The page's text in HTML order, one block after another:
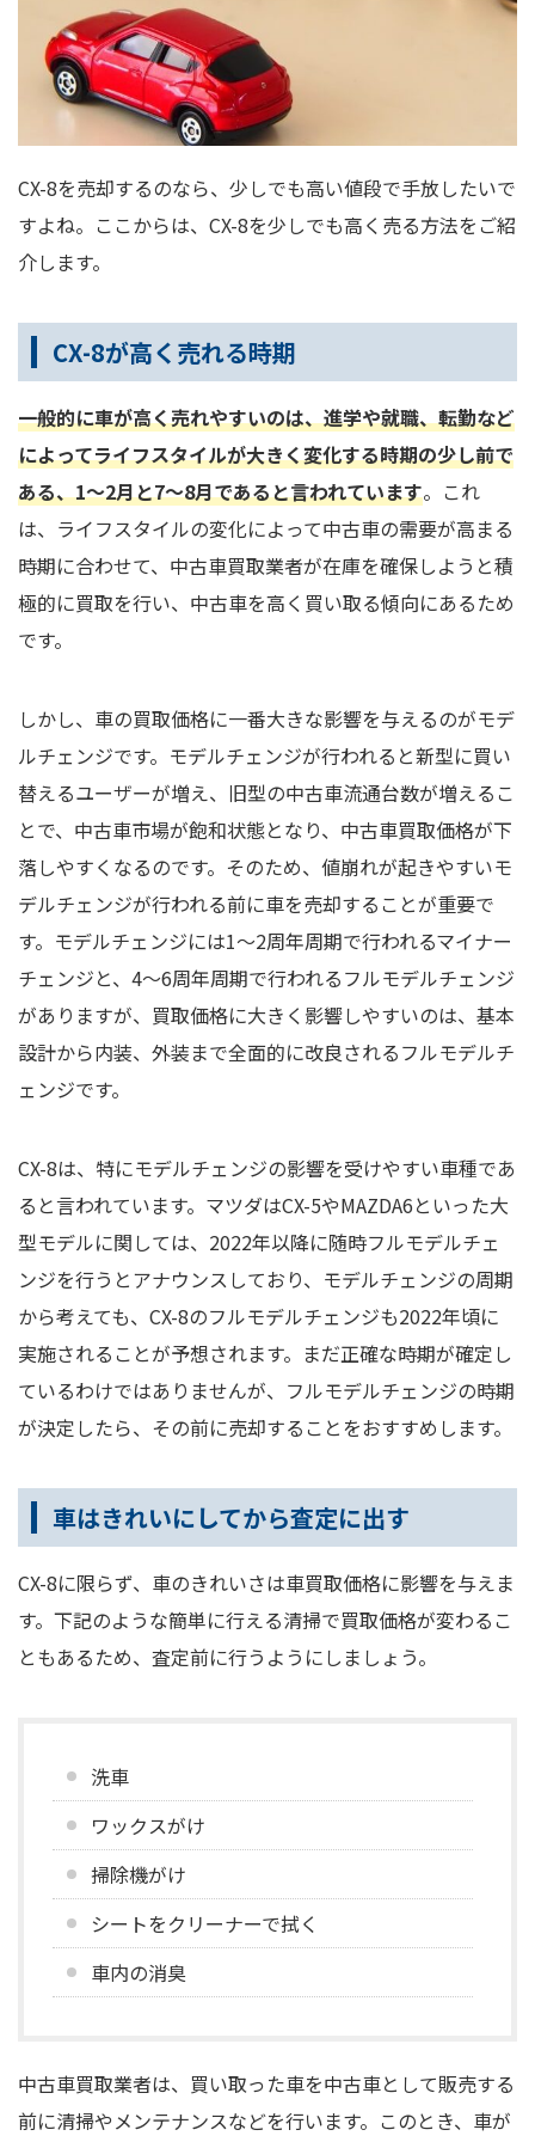
CX-8を売却するのなら、少しでも高い値段で手放したいで
すよね。ここからは、CX-8を少しでも高く売る方法をご紹
介します。
CX-8が高く売れる時期
一般的に車が高く売れやすいのは、進学や就職、転勤など
によってライフスタイルが大きく変化する時期の少し前で
ある、1～2月と7～8月であると言われています。これ
は、ライフスタイルの変化によって中古車の需要が高まる
時期に合わせて、中古車買取業者が在庫を確保しようと積
極的に買取を行い、中古車を高く買い取る傾向にあるため
です。
しかし、車の買取価格に一番大きな影響を与えるのがモデ
ルチェンジです。モデルチェンジが行われると新型に買い
替えるユーザーが増え、旧型の中古車流通台数が増えるこ
とで、中古車市場が飽和状態となり、中古車買取価格が下
落しやすくなるのです。そのため、値崩れが起きやすいモ
デルチェンジが行われる前に車を売却することが重要で
す。モデルチェンジには1～2周年周期で行われるマイナー
チェンジと、4～6周年周期で行われるフルモデルチェンジ
がありますが、買取価格に大きく影響しやすいのは、基本
設計から内装、外装まで全面的に改良されるフルモデルチ
ェンジです。
CX-8は、特にモデルチェンジの影響を受けやすい車種であ
ると言われています。マツダはCX-5やMAZDA6といった大
型モデルに関しては、2022年以降に随時フルモデルチェ
ンジを行うとアナウンスしており、モデルチェンジの周期
から考えても、CX-8のフルモデルチェンジも2022年頃に
実施されることが予想されます。まだ正確な時期が確定し
ているわけではありませんが、フルモデルチェンジの時期
が決定したら、その前に売却することをおすすめします。
車はきれいにしてから査定に出す
CX-8に限らず、車のきれいさは車買取価格に影響を与えま
す。下記のような簡単に行える清掃で買取価格が変わるこ
ともあるため、査定前に行うようにしましょう。
洗車
ワックスがけ
掃除機がけ
シートをクリーナーで拭く
車内の消臭
中古車買取業者は、買い取った車を中古車として販売する
前に清掃やメンテナンスなどを行います。このとき、車が